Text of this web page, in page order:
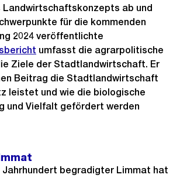
Landwirtschaftskonzepts ab und
für die kommenden
2024 veröffentlichte
umfasst die agrarpolitische
Ziele der Stadtlandwirtschaft. Er
Beitrag die Stadtlandwirtschaft
leistet und wie die biologische
und Vielfalt gefördert werden
Jahrhundert begradigter Limmat hat